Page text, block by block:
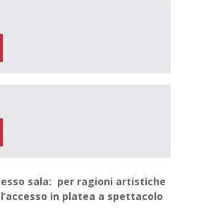
sala: per ragioni artistiche
in platea a spettacolo